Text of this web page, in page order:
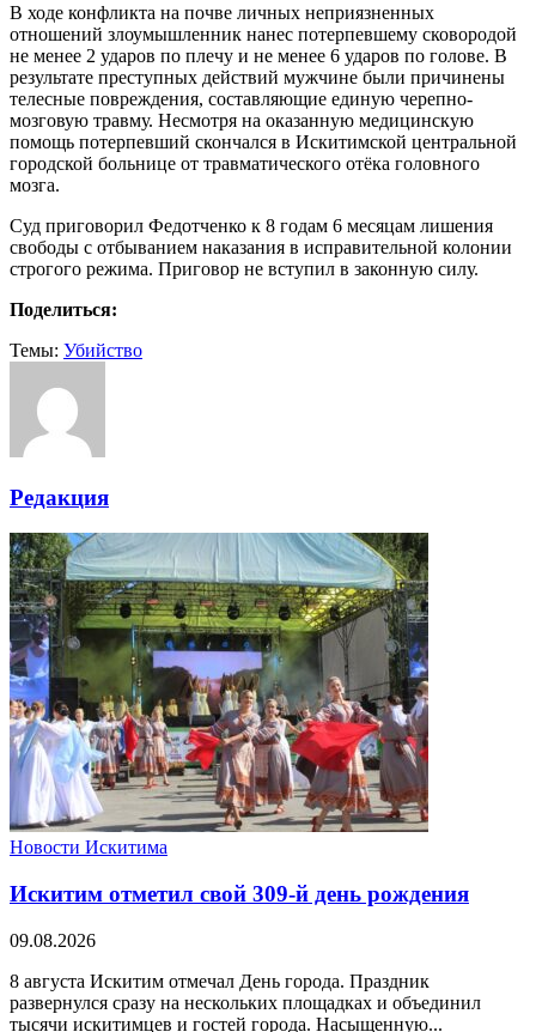
В ходе конфликта на почве личных неприязненных
отношений злоумышленник нанес потерпевшему сковородой
не менее 2 ударов по плечу и не менее 6 ударов по голове. В
результате преступных действий мужчине были причинены
телесные повреждения, составляющие единую черепно-
мозговую травму. Несмотря на оказанную медицинскую
помощь потерпевший скончался в Искитимской центральной
городской больнице от травматического отёка головного
мозга.
Суд приговорил Федотченко к 8 годам 6 месяцам лишения
свободы с отбыванием наказания в исправительной колонии
строгого режима. Приговор не вступил в законную силу.
Поделиться:
Темы: Убийство
Редакция
Новости Искитима
Искитим отметил свой 309-й день рождения
09.08.2026
8 августа Искитим отмечал День города. Праздник
развернулся сразу на нескольких площадках и объединил
тысячи искитимцев и гостей города. Насыщенную...